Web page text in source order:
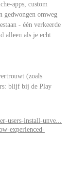
apps, custom
gedwongen omweg
- één verkeerde
alleen als je echt
(zoals
blijf bij de Play
users-install-unve...
experienced-